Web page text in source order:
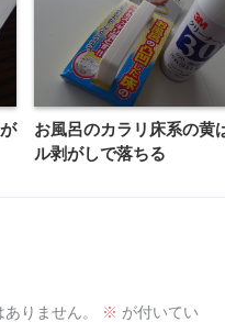
お風呂のカラリ床系の黄
ル剥がしで落ちる
りません。 ※ が付いてい